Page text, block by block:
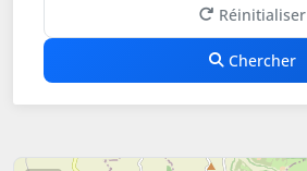
Réinitialiser
Chercher